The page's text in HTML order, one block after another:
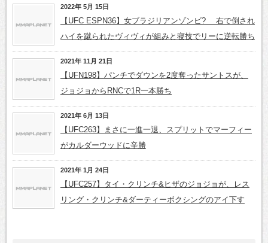
2022年 5月 15日
【UFC ESPN36】女ブラジリアンゾンビ? 右で倒され
ハイを蹴られたヴィヴィが組みと寝技でリーに逆転勝ち
2021年 11月 21日
【UFN198】パンチでダウンを2度奪ったサントスが、
ジョジョからRNCで1R一本勝ち
2021年 6月 13日
【UFC263】まさに一進一退、スプリットでマーフィー
がカルダーウッドに辛勝
2021年 1月 24日
【UFC257】タイ・クリンチ&ヒザのジョジョが、レス
リング・クリンチ&ダーティーボクシングのアイ下す